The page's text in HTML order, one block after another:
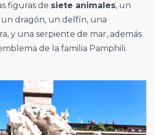
figuras de siete animales, un
dragón, un delfín, una
y una serpiente de mar, además
de la familia Pamphili.